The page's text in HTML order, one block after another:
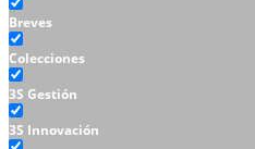
Breves
Colecciones
3S Gestión
3S Innovación